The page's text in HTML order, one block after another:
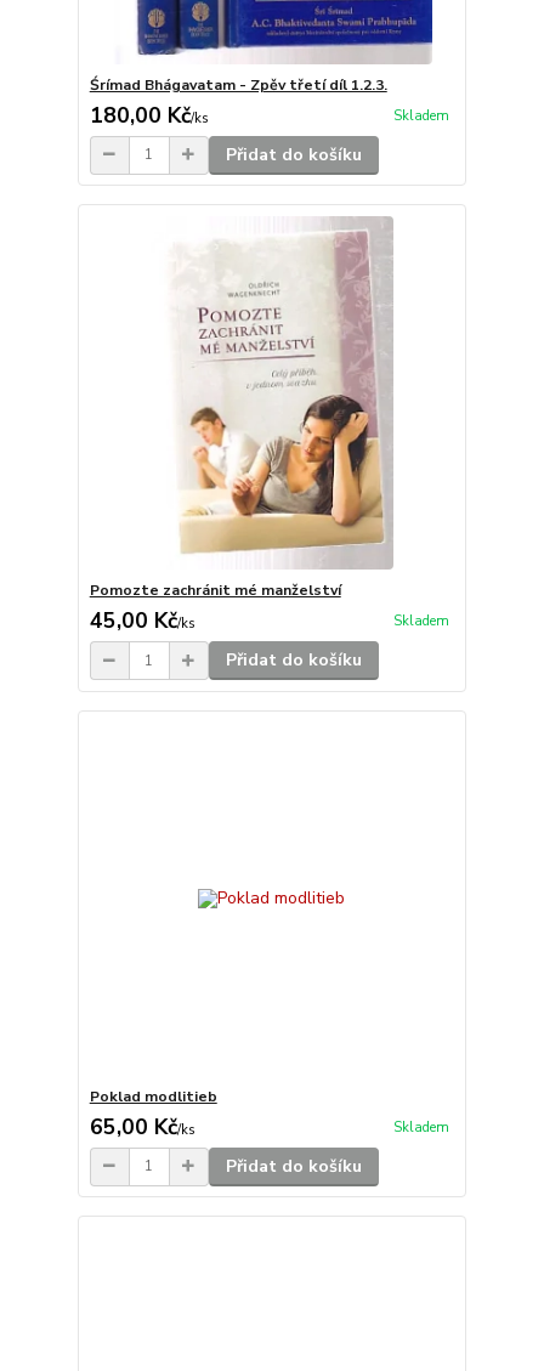
Śrímad Bhágavatam - Zpěv třetí díl 1.2.3.
180,00 Kč/ks Skladem
Přidat do košíku
Pomozte zachránit mé manželství
45,00 Kč/ks Skladem
Přidat do košíku
Poklad modlitieb
65,00 Kč/ks Skladem
Přidat do košíku